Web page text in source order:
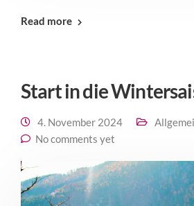
Read more
Start in die
4. November 2024
No comments yet